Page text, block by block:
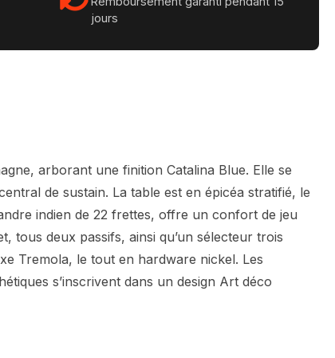
jours
arborant une finition Catalina Blue. Elle se
de sustain. La table est en épicéa stratifié, le
indien de 22 frettes, offre un confort de jeu
tous deux passifs, ainsi qu’un sélecteur trois
Tremola, le tout en hardware nickel. Les
s’inscrivent dans un design Art déco